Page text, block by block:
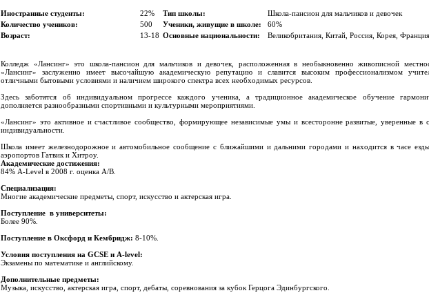
Иностранные студенты: 22% Тип школы:
Школа-пансион для мальчиков и девочек
Количество учеников:
500 Ученики, живущие в школе:
60%
Возраст:
13-18 Основные национальности: Великобритания, Китай, Россия, Корея, Франция
Колледж «Лансинг» это школа-пансион для мальчиков и девочек, расположенная в необыкновенно живописной
«Лансинг» заслуженно имеет высочайшую академическую репутацию и славится высоким профессионализмом
отличными бытовыми условиями и наличием широкого спектра всех необходимых ресурсов.
Здесь заботятся об индивидуальном прогрессе каждого ученика, а традиционное академическое обучение
дополняется разнообразными спортивными и культурными мероприятиями.
«Лансинг» это активное и счастливое сообщество, формирующее независимые умы и всесторонне развитые, уверенные в
индивидуальности.
Школа имеет железнодорожное и автомобильное сообщение с ближайшими и дальними городами и находится в часе
аэропортов Гатвик и Хитроу.
Академические достижения:
84% A-Level в 2008 г. оценка A/B.
Специализация:
Многие академические предметы, спорт, искусство и актерская игра.
Поступление в университеты:
Более 90%.
Поступление в Оксфорд и Кембридж: 8-10%.
Условия поступления на GCSE и A-level:
Экзамены по математике и английскому.
Дополнительные предметы:
Музыка, искусство, актерская игра, спорт, дебаты, соревнования за кубок Герцога Эдинбургского.